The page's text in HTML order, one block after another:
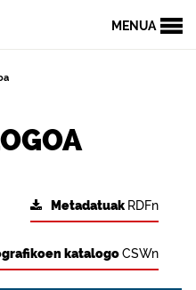
MENUA
Metadatuak RDFn
katalogoCSWn